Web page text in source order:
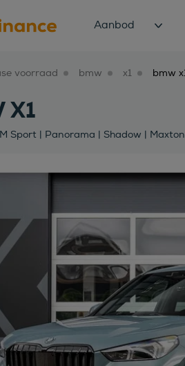
Aanbod
voorraad bmw x1
X1
Sport | Panorama | Shadow |